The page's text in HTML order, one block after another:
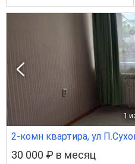
1
2-комн квартира, ул
30 000 ₽ в месяц